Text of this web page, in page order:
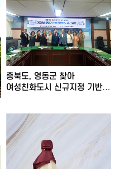
충북도, 영동군 찾아
여성친화도시 신규지정 기반